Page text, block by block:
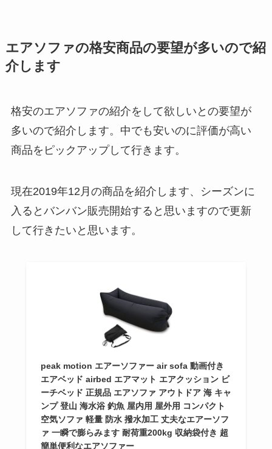
エアソファの格安商品の要望が多いので紹
介します
格安のエアソファの紹介をして欲しいとの要望が
多いので紹介します。中でも安いのに評価が高い
商品をピックアップして行きます。
現在2019年12月の商品を紹介します、シーズンに
入るとバンバン販売開始すると思いますので更新
して行きたいと思います。
peak motion エアーソファー air sofa 動画付き
エアベッド airbed エアマット エアクッション ビ
ーチベッド 正規品 エアソファ アウトドア 海 キャ
ンプ 登山 海水浴 釣魚 屋内用 屋外用 コンパクト
空気ソファ 軽量 防水 撥水加工 丈夫なエアーソフ
ァ 一瞬で膨らみます 耐荷重200kg 収納袋付き 超
簡単便利なエアソファー